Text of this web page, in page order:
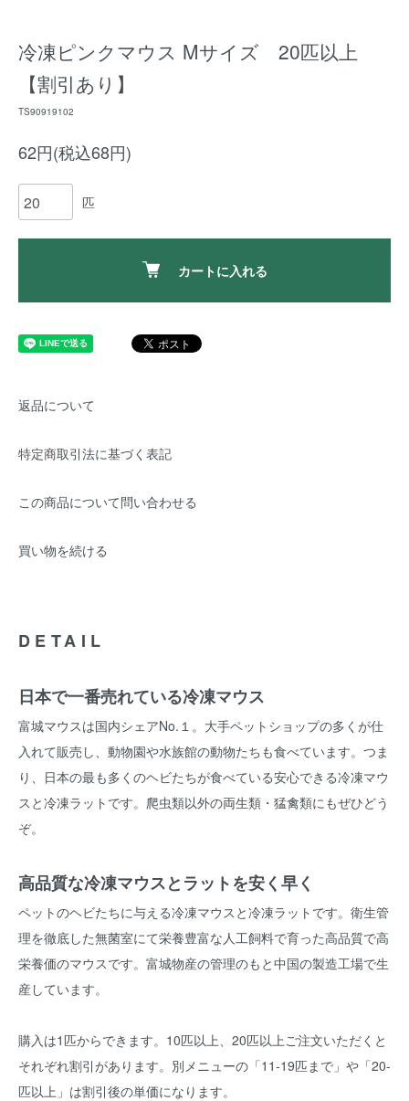
冷凍ピンクマウス Mサイズ 20匹以上
【割引あり】
TS90919102
62円(税込68円)
匹
カートに入れる
返品について
特定商取引法に基づく表記
この商品について問い合わせる
買い物を続ける
DETAIL
日本で一番売れている冷凍マウス
富城マウスは国内シェアNo.１。大手ペットショップの多くが仕
入れて販売し、動物園や水族館の動物たちも食べています。つま
り、日本の最も多くのヘビたちが食べている安心できる冷凍マウ
スと冷凍ラットです。爬虫類以外の両生類・猛禽類にもぜひどう
ぞ。
高品質な冷凍マウスとラットを安く早く
ペットのヘビたちに与える冷凍マウスと冷凍ラットです。衛生管
理を徹底した無菌室にて栄養豊富な人工飼料で育った高品質で高
栄養価のマウスです。富城物産の管理のもと中国の製造工場で生
産しています。
購入は1匹からできます。10匹以上、20匹以上ご注文いただくと
それぞれ割引があります。別メニューの「11-19匹まで」や「20-
匹以上」は割引後の単価になります。